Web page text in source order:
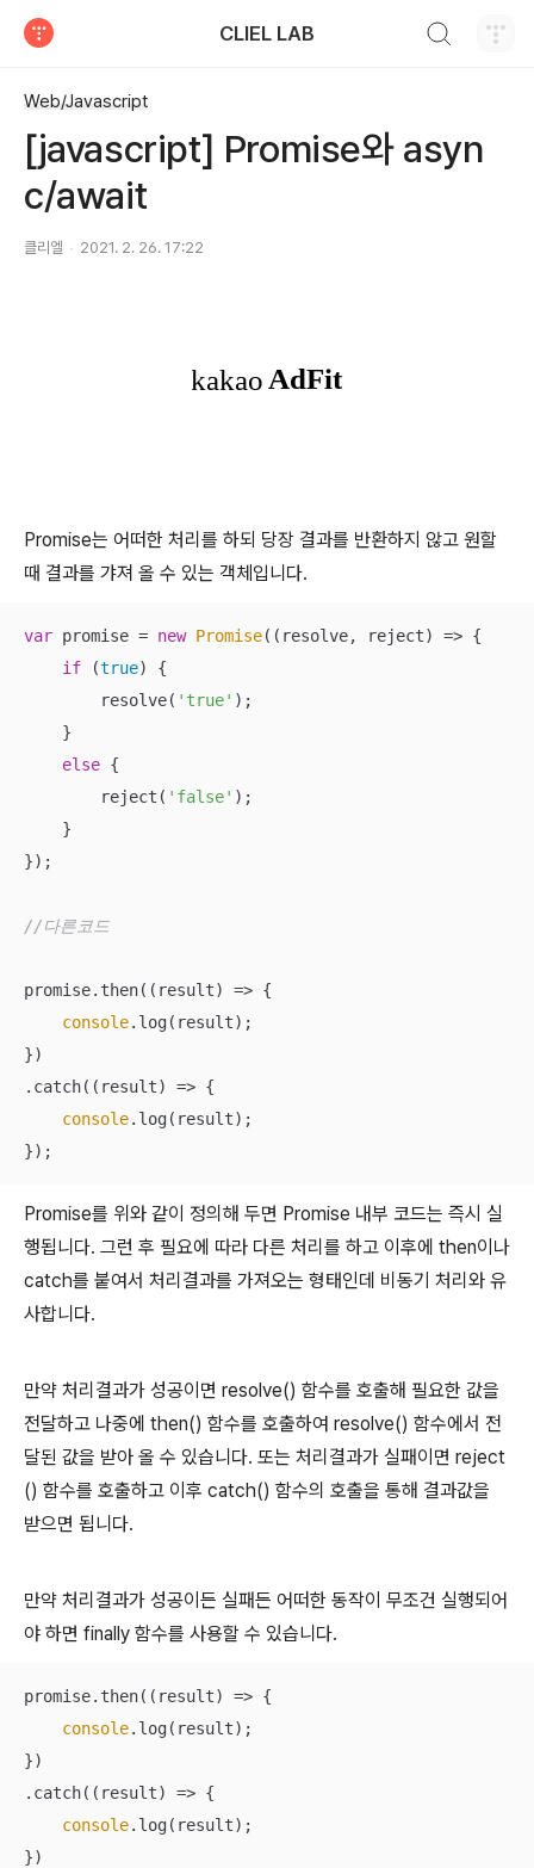
CLIEL LAB
Web/Javascript
[javascript] Promise와 asyn
c/await
클리엘 2021. 2. 26. 17:22
Promise는 어떠한 처리를 하되 당장 결과를 반환하지 않고 원할
때 결과를 갸져 올 수 있는 객체입니다.
var promise = new Promise( ( resolve, reject) => {
if (true) {
        resolve(
'true' );
    }
else {
        reject(
'false' );
    }
});
//다른코드
promise.then( ( result) => {
console.log(result);
})
.catch( ( result) => {
console.log(result);
});
Promise를 위와 같이 정의해 두면 Promise 내부 코드는 즉시 실
행됩니다. 그런 후 필요에 따라 다른 처리를 하고 이후에 then이나
catch를 붙여서 처리결과를 가져오는 형태인데 비동기 처리와 유
사합니다.
만약 처리결과가 성공이면 resolve() 함수를 호출해 필요한 값을
전달하고 나중에 then() 함수를 호출하여 resolve() 함수에서 전
달된 값을 받아 올 수 있습니다. 또는 처리결과가 실패이면 reject
() 함수를 호출하고 이후 catch() 함수의 호출을 통해 결과값을
받으면 됩니다.
만약 처리결과가 성공이든 실패든 어떠한 동작이 무조건 실행되어
야 하면 finally 함수를 사용할 수 있습니다.
promise.then( ( result) => {
console.log(result);
})
.catch( ( result) => {
console.log(result);
})